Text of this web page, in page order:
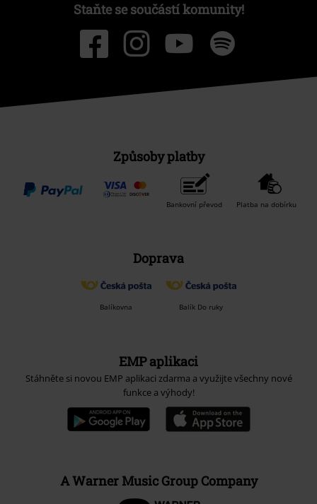
Staňte se součástí komunity!
Způsoby platby
Bankovní převod Platba na dobírku
Doprava
Balíkovna Balík Do ruky
EMP aplikaci
Stáhněte si novou EMP aplikaci zdarma a využijte všechny nové
funkce a výhody!
A Warner Music Group Company